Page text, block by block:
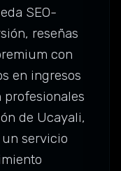
SEO-
reseñas
con
en ingresos
profesionales
de Ucayali,
servicio